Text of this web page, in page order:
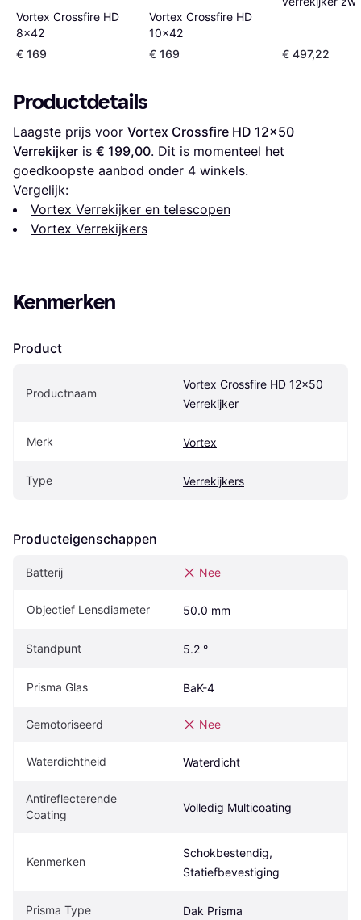
Vortex Crossfire HD
8x42
€ 169
Vortex Crossfire HD
10x42
€ 169
€ 497,22
Productdetails
Laagste prijs voor Vortex Crossfire HD 12x50
Verrekijker is € 199,00. Dit is momenteel het
goedkoopste aanbod onder 4 winkels.
Vergelijk:
Vortex Verrekijker en telescopen
Vortex Verrekijkers
Kenmerken
Product
Productnaam
Vortex Crossfire HD 12x50
Verrekijker
Merk Vortex
Type Verrekijkers
Producteigenschappen
Batterij Nee
Objectief Lensdiameter 50.0 mm
Standpunt 5.2 °
Prisma Glas BaK-4
Gemotoriseerd Nee
Waterdichtheid Waterdicht
Antireflecterende
Coating
Volledig Multicoating
Kenmerken
Schokbestendig,
Statiefbevestiging
Prisma Type Dak Prisma